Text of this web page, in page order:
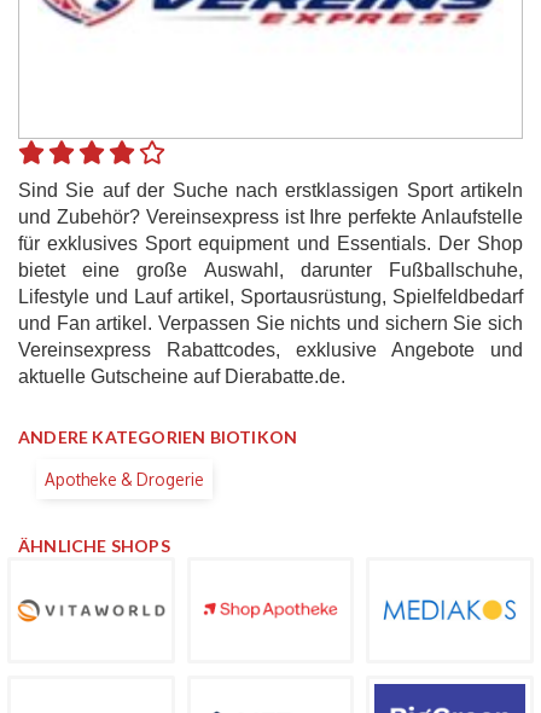
Sind Sie auf der Suche nach erstklassigen Sport artikeln
und Zubehör? Vereinsexpress ist Ihre perfekte Anlaufstelle
für exklusives Sport equipment und Essentials. Der Shop
bietet eine große Auswahl, darunter Fußballschuhe,
Lifestyle und Lauf artikel, Sportausrüstung, Spielfeldbedarf
und Fan artikel. Verpassen Sie nichts und sichern Sie sich
Vereinsexpress Rabattcodes, exklusive Angebote und
aktuelle Gutscheine auf Dierabatte.de.
ANDERE KATEGORIEN BIOTIKON
Apotheke & Drogerie
ÄHNLICHE SHOPS